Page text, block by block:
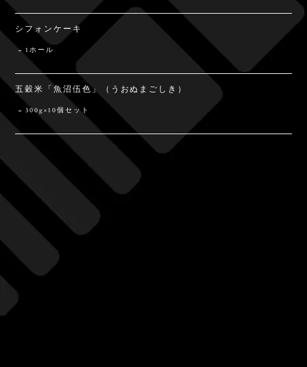
シフォンケーキ
1ホール
五穀米「魚沼伍色」（うおぬまごしき）
300g×10個セット